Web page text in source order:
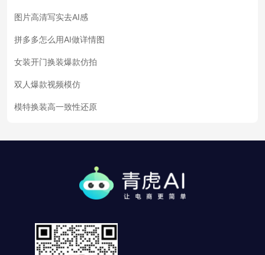
图片高清写实去AI感
拼多多怎么用AI做详情图
女装开门换装爆款仿拍
双人爆款视频模仿
模特换装高一致性还原